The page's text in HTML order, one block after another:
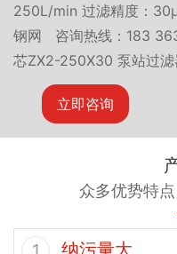
250L/min 过滤精度：
钢网 咨询热线：183
芯ZX2-250X30 泵站过
立即咨询
众多优势特
纳污量大